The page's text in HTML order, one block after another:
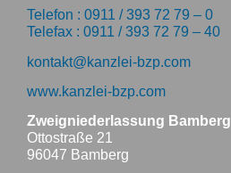
Telefon : 0911 / 393 72 79 – 0
Telefax : 0911 / 393 72 79 – 40
kontakt@kanzlei-bzp.com
www.kanzlei-bzp.com
Zweigniederlassung Bamberg
Ottostraße 21
96047 Bamberg